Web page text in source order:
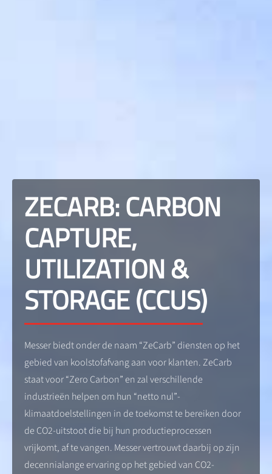
ZECARB: CARBON
CAPTURE,
UTILIZATION &
STORAGE (CCUS)
Messer biedt onder de naam “ZeCarb” diensten op het
gebied van koolstofafvang aan voor klanten. ZeCarb
staat voor “Zero Carbon” en zal verschillende
industrieën helpen om hun “netto nul”-
klimaatdoelstellingen in de toekomst te bereiken door
de CO2-uitstoot die bij hun productieprocessen
vrijkomt, af te vangen. Messer vertrouwt daarbij op zijn
decennialange ervaring op het gebied van CO2-